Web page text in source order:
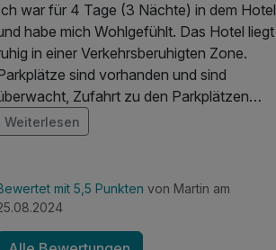
war für 4 Tage (3 Nächte) in dem Hotel
habe mich Wohlgefühlt. Das Hotel liegt
in einer Verkehrsberuhigten Zone.
sind vorhanden und sind
Zufahrt zu den Parkplätzen
erfolgt über die Straße Francouzská. Die
waren angenehm und es
hatte ich genutzt und das Wasser war
Kalt. Verpflegung war gut und
Weiterlesen
mit 5,5 Punkten von Martin am